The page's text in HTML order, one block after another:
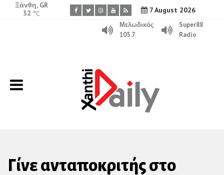
7 August 2026
Ξάνθη, GR
32 °C
Μελωδικός
105.7
Super88
Radio
Γίνε ανταποκριτής στο